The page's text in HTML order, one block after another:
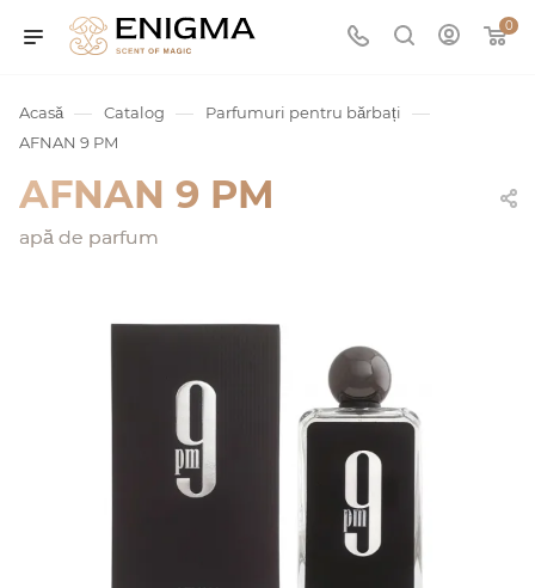
0
Acasă — Catalog — Parfumuri pentru bărbați —
AFNAN 9 PM
AFNAN 9 PM
apă de parfum